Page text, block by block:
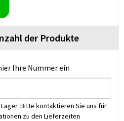
der Produkte
Ihre Nummer ein
Bitte kontaktieren Sie uns für
zu den Lieferzeiten